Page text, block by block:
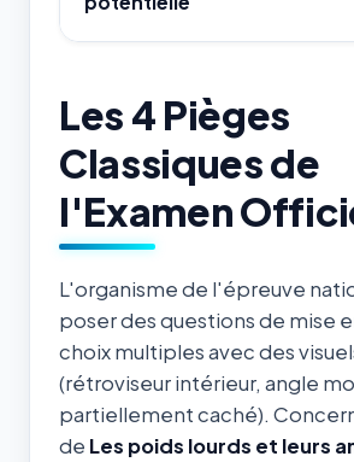
Les 4 Pièges
Classiques de
l'Examen
L'organisme de l'épreuve
poser des questions de mise
choix multiples avec des
(rétroviseur intérieur, angle
partiellement caché).
de Les poids lourds et leurs